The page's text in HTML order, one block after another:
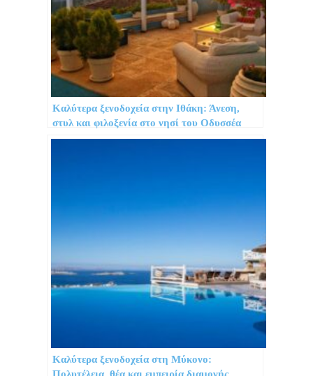
Καλύτερα ξενοδοχεία στην Ιθάκη: Άνεση,
στυλ και φιλοξενία στο νησί του Οδυσσέα
Καλύτερα ξενοδοχεία στη Μύκονο: